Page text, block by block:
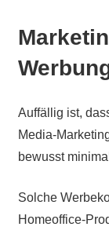
Auffällig ist,
Media-
bewusst
Solche
Homeoffice-